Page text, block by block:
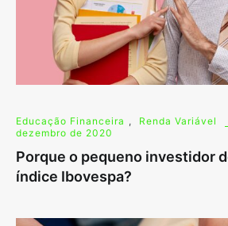
Educação Financeira , Renda Variável
dezembro de 2020
Porque o pequeno investidor
índice Ibovespa?